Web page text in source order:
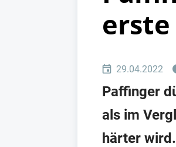
29.04.2022
Paffinger
als im
härter wird.